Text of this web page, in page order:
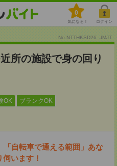
0
気になる！ ログイン
No.NTTHKSD26_JMJT
所の施設で身の回り
OK ブランクOK
「自転車で通える範囲」あな
います！